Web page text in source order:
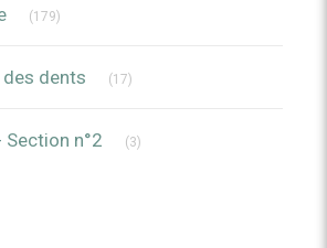
(179)
dents (17)
n°2 (3)